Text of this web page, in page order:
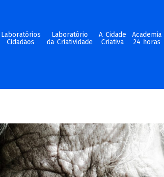
Laboratórios
Cidadãos
Laboratório
da Criatividade
A Cidade
Criativa
Academia
24 horas